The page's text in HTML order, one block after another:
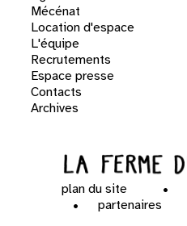
Mécénat
Location d'espace
L'équipe
Recrutements
Espace presse
Contacts
Archives
plan du site
partenaires